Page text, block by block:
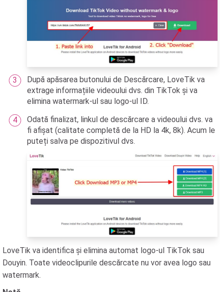
După apăsarea butonului de Descărcare, LoveTik va
extrage informațiile videoului dvs. din TikTok și va
elimina watermark-ul sau logo-ul ID.
Odată finalizat, linkul de descărcare a videoului dvs. va
fi afișat (calitate completă de la HD la 4k, 8k). Acum le
puteți salva pe dispozitivul dvs.
LoveTik va identifica și elimina automat logo-ul TikTok sau
Douyin. Toate videoclipurile descărcate nu vor avea logo sau
watermark.